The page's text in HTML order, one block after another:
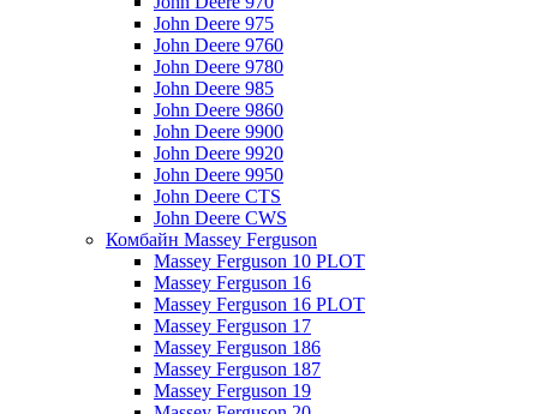
John Deere 975
John Deere 9760
John Deere 9780
John Deere 985
John Deere 9860
John Deere 9900
John Deere 9920
John Deere 9950
John Deere CTS
John Deere CWS
Комбайн Massey Ferguson
Massey Ferguson 10 PLOT
Massey Ferguson 16
Massey Ferguson 16 PLOT
Massey Ferguson 17
Massey Ferguson 186
Massey Ferguson 187
Massey Ferguson 19